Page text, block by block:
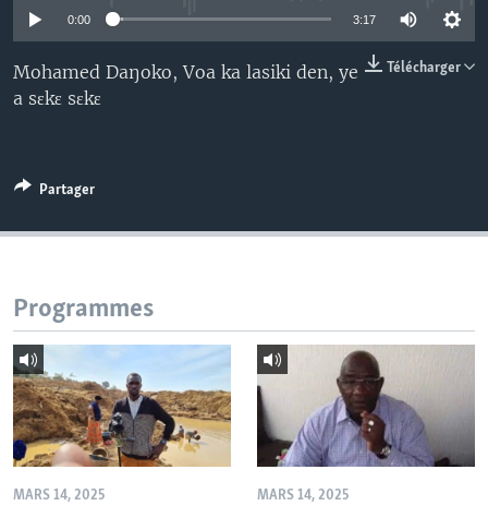
0:00 3:17
Télécharger
Mohamed Daŋoko, Voa ka lasiki den, ye
a sɛkɛ sɛkɛ
Partager
Programmes
MARS 14, 2025 MARS 14, 2025